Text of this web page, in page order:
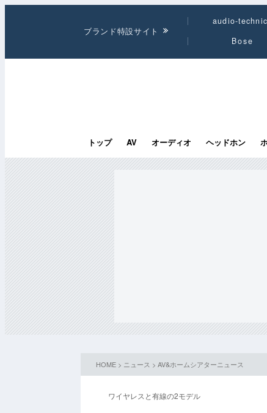
ブランド特設サイト
audio-
Bose
トップ AV オーディオ ヘッドホン
HOME > ニュース > AV&ホームシアターニュース
ワイヤレスと有線の2モデル